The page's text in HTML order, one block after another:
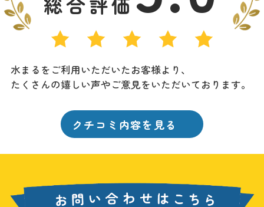
水まるをご利用いただいたお客様より、
たくさんの嬉しい声やご意見をいただいております。
クチコミ内容を見る